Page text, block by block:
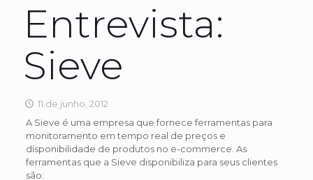
Entrevista:
Sieve
11 de junho, 2012
A Sieve é uma empresa que fornece ferramentas para
monitoramento em tempo real de preços e
disponibilidade de produtos no e-commerce. As
ferramentas que a Sieve disponibiliza para seus clientes
são: